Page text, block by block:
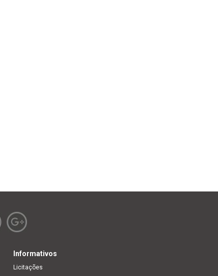
Informativos
Licitações